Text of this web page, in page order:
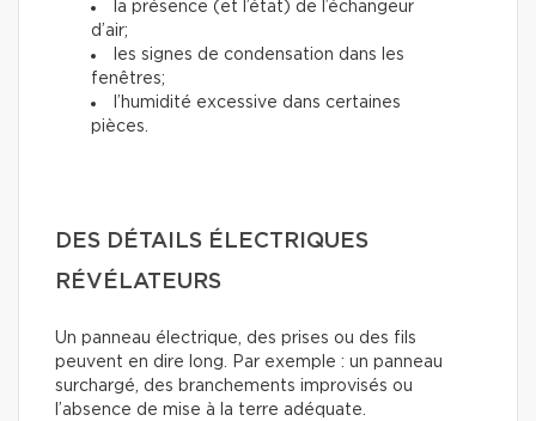
la présence (et l’état) de l’échangeur
d’air;
les signes de condensation dans les
fenêtres;
l’humidité excessive dans certaines
pièces.
DES DÉTAILS ÉLECTRIQUES
RÉVÉLATEURS
Un panneau électrique, des prises ou des fils
peuvent en dire long. Par exemple : un panneau
surchargé, des branchements improvisés ou
l’absence de mise à la terre adéquate.